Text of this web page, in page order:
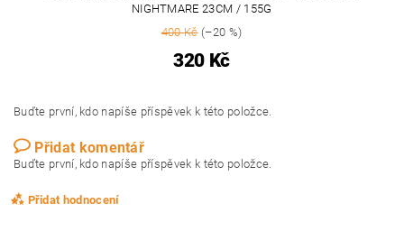
NIGHTMARE 23CM / 155G
400 Kč(–20 %)
320 Kč
Buďte první, kdo napíše příspěvek k této položce.
Přidat komentář
Buďte první, kdo napíše příspěvek k této položce.
Přidat hodnocení